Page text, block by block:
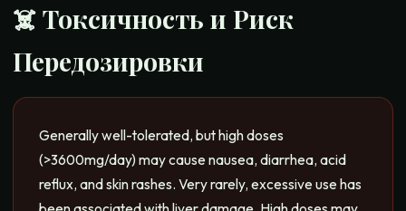
☠️ Токсичность и Риск
Передозировки
Generally well-tolerated, but high doses
(>3600mg/day) may cause nausea, diarrhea, acid
reflux, and skin rashes. Very rarely, excessive use has